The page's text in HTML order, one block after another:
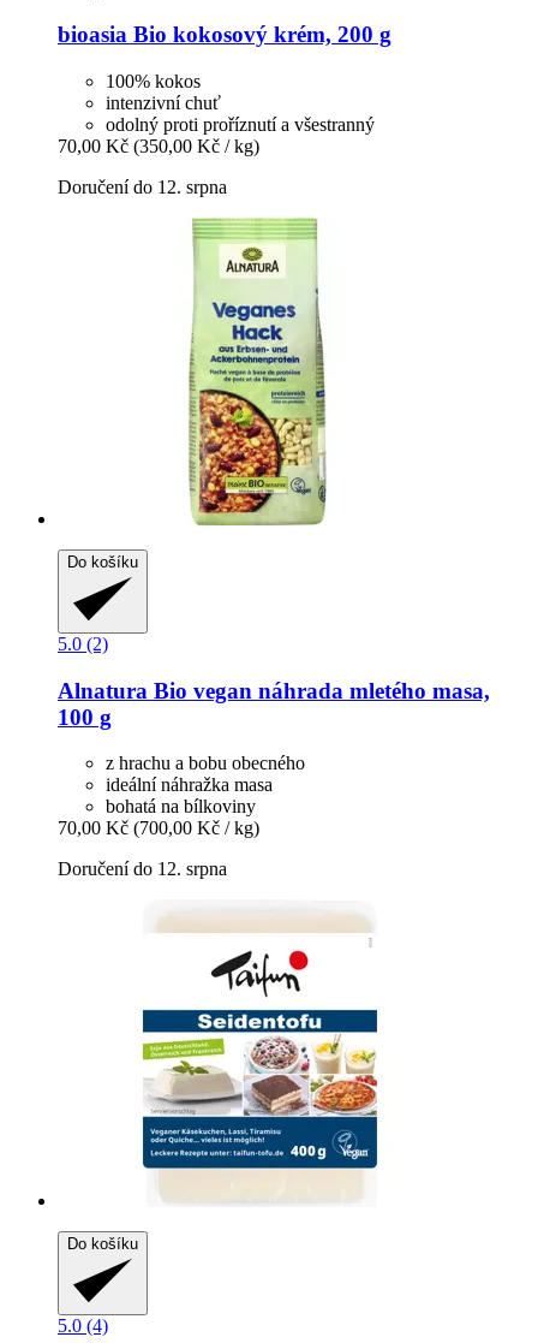
bioasia Bio kokosový krém, 200 g
100% kokos
intenzivní chuť
odolný proti proříznutí a všestranný
70,00 Kč (350,00 Kč / kg)
Doručení do 12. srpna
Do košíku
5.0 (2)
Alnatura Bio vegan náhrada mletého masa,
100 g
z hrachu a bobu obecného
ideální náhražka masa
bohatá na bílkoviny
70,00 Kč (700,00 Kč / kg)
Doručení do 12. srpna
Do košíku
5.0 (4)